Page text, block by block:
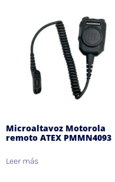
Microaltavoz Motorola
remoto ATEX PMMN4093
Leer más